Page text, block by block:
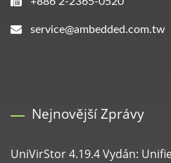
service@ambedded.com.tw
Nejnovější Zprávy
UniVirStor 4.19.4 Vydán: